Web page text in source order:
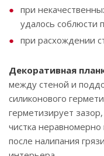
при
удалось соблюсти
при расхождении
Декоративная
между стеной и
силиконового
герметизирует
чистка
после налипания